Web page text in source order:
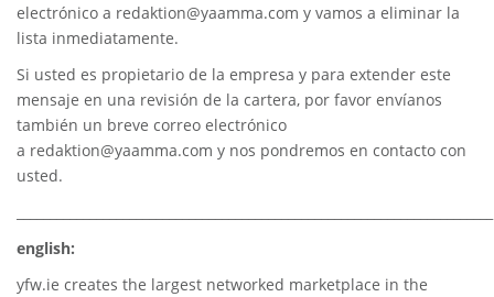
electrónico a redaktion@yaamma.com y vamos a eliminar la
lista inmediatamente.
Si usted es propietario de la empresa y para extender este
mensaje en una revisión de la cartera, por favor envíanos
también un breve correo electrónico
a redaktion@yaamma.com y nos pondremos en contacto con
usted.
english:
yfw.ie creates the largest networked marketplace in the